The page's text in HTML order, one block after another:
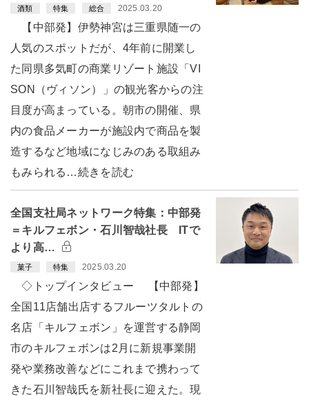
酒類 特集 総合 2025.03.20
【中部発】伊勢神宮は三重県随一の
人気のスポットだが、4年前に開業し
た同県多気町の商業リゾート施設「VI
SON（ヴィソン）」の観光客からの注
目度が高まっている。朝市の開催、県
内の食品メーカーが施設内で商品を製
造するなど地域になじみのある取組み
もみられる…続きを読む
全国支社局ネットワーク特集：中部発
＝キルフェボン・石川智哉社長 ITで
より高…
菓子 特集 2025.03.20
◇トップインタビュー 【中部発】
全国11店舗出店するフルーツタルトの
名店「キルフェボン」を運営する静岡
市のキルフェボンは2月に新規事業開
発や業務改善などにこれまで携わって
きた石川智哉氏を新社長に迎えた。現